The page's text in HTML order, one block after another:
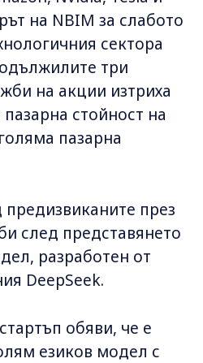
на NBIM за слабото
сектора
три
на акции изтриха
стойност на
пазарна
през
след представянето
разработен от
DeepSeek.
обяви, че е
езиков модел с